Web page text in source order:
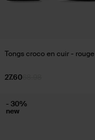
Tongs croco en cuir - rouge
27.60
- 30%
new